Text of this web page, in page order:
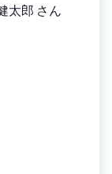
太郎 さん